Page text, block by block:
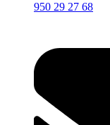
950 29 27 68